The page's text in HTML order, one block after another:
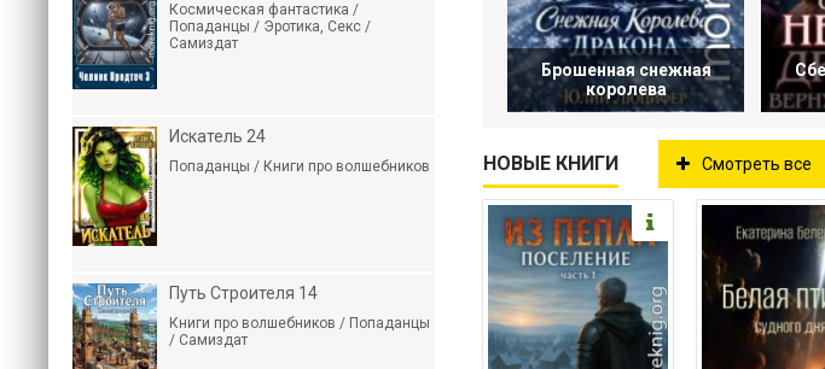
Брошенная снежная
королева
НОВЫЕ КНИГИ Смотреть все
Космическая фантастика /
Попаданцы / Эротика, Секс /
Самиздат
Искатель 24
Попаданцы / Книги про волшебников
Путь Строителя 14
Книги про волшебников / Попаданцы
/ Самиздат